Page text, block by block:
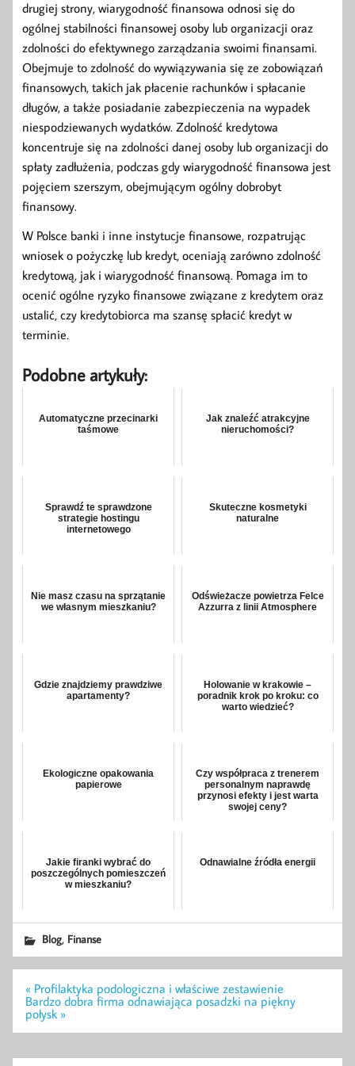
drugiej strony, wiarygodność finansowa odnosi się do
ogólnej stabilności finansowej osoby lub organizacji oraz
zdolności do efektywnego zarządzania swoimi finansami.
Obejmuje to zdolność do wywiązywania się ze zobowiązań
finansowych, takich jak płacenie rachunków i spłacanie
długów, a także posiadanie zabezpieczenia na wypadek
niespodziewanych wydatków. Zdolność kredytowa
koncentruje się na zdolności danej osoby lub organizacji do
spłaty zadłużenia, podczas gdy wiarygodność finansowa jest
pojęciem szerszym, obejmującym ogólny dobrobyt
finansowy.
W Polsce banki i inne instytucje finansowe, rozpatrując
wniosek o pożyczkę lub kredyt, oceniają zarówno zdolność
kredytową, jak i wiarygodność finansową. Pomaga im to
ocenić ogólne ryzyko finansowe związane z kredytem oraz
ustalić, czy kredytobiorca ma szansę spłacić kredyt w
terminie.
Podobne artykuły:
Automatyczne przecinarki
taśmowe
Jak znaleźć atrakcyjne
nieruchomości?
Sprawdź te sprawdzone
strategie hostingu
internetowego
Skuteczne kosmetyki
naturalne
Nie masz czasu na sprzątanie
we własnym mieszkaniu?
Odświeżacze powietrza Felce
Azzurra z linii Atmosphere
Gdzie znajdziemy prawdziwe
apartamenty?
Holowanie w krakowie –
poradnik krok po kroku: co
warto wiedzieć?
Ekologiczne opakowania
papierowe
Czy współpraca z trenerem
personalnym naprawdę
przynosi efekty i jest warta
swojej ceny?
Jakie firanki wybrać do
poszczególnych pomieszczeń
w mieszkaniu?
Odnawialne źródła energii
Blog, Finanse
Nawigacja
wpisu
« Profilaktyka podologiczna i właściwe zestawienie
Bardzo dobra firma odnawiająca posadzki na piękny
połysk »